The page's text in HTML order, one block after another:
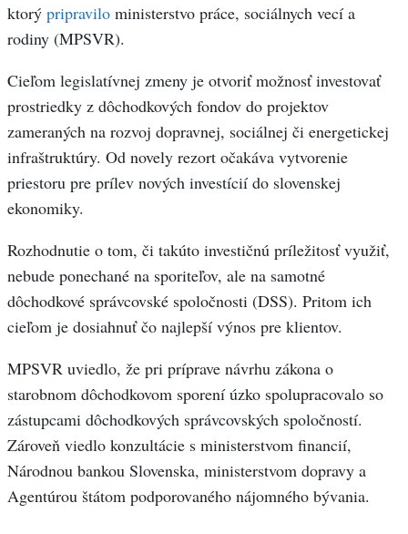
ktorý pripravilo ministerstvo práce, sociálnych vecí a
rodiny (MPSVR).
Cieľom legislatívnej zmeny je otvoriť možnosť investovať
prostriedky z dôchodkových fondov do projektov
zameraných na rozvoj dopravnej, sociálnej či energetickej
infraštruktúry. Od novely rezort očakáva vytvorenie
priestoru pre prílev nových investícií do slovenskej
ekonomiky.
Rozhodnutie o tom, či takúto investičnú príležitosť využiť,
nebude ponechané na sporiteľov, ale na samotné
dôchodkové správcovské spoločnosti (DSS). Pritom ich
cieľom je dosiahnuť čo najlepší výnos pre klientov.
MPSVR uviedlo, že pri príprave návrhu zákona o
starobnom dôchodkovom sporení úzko spolupracovalo so
zástupcami dôchodkových správcovských spoločností.
Zároveň viedlo konzultácie s ministerstvom financií,
Národnou bankou Slovenska, ministerstvom dopravy a
Agentúrou štátom podporovaného nájomného bývania.